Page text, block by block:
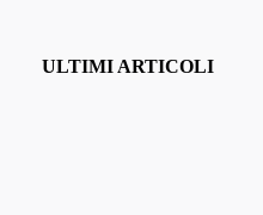
ULTIMI ARTICOLI